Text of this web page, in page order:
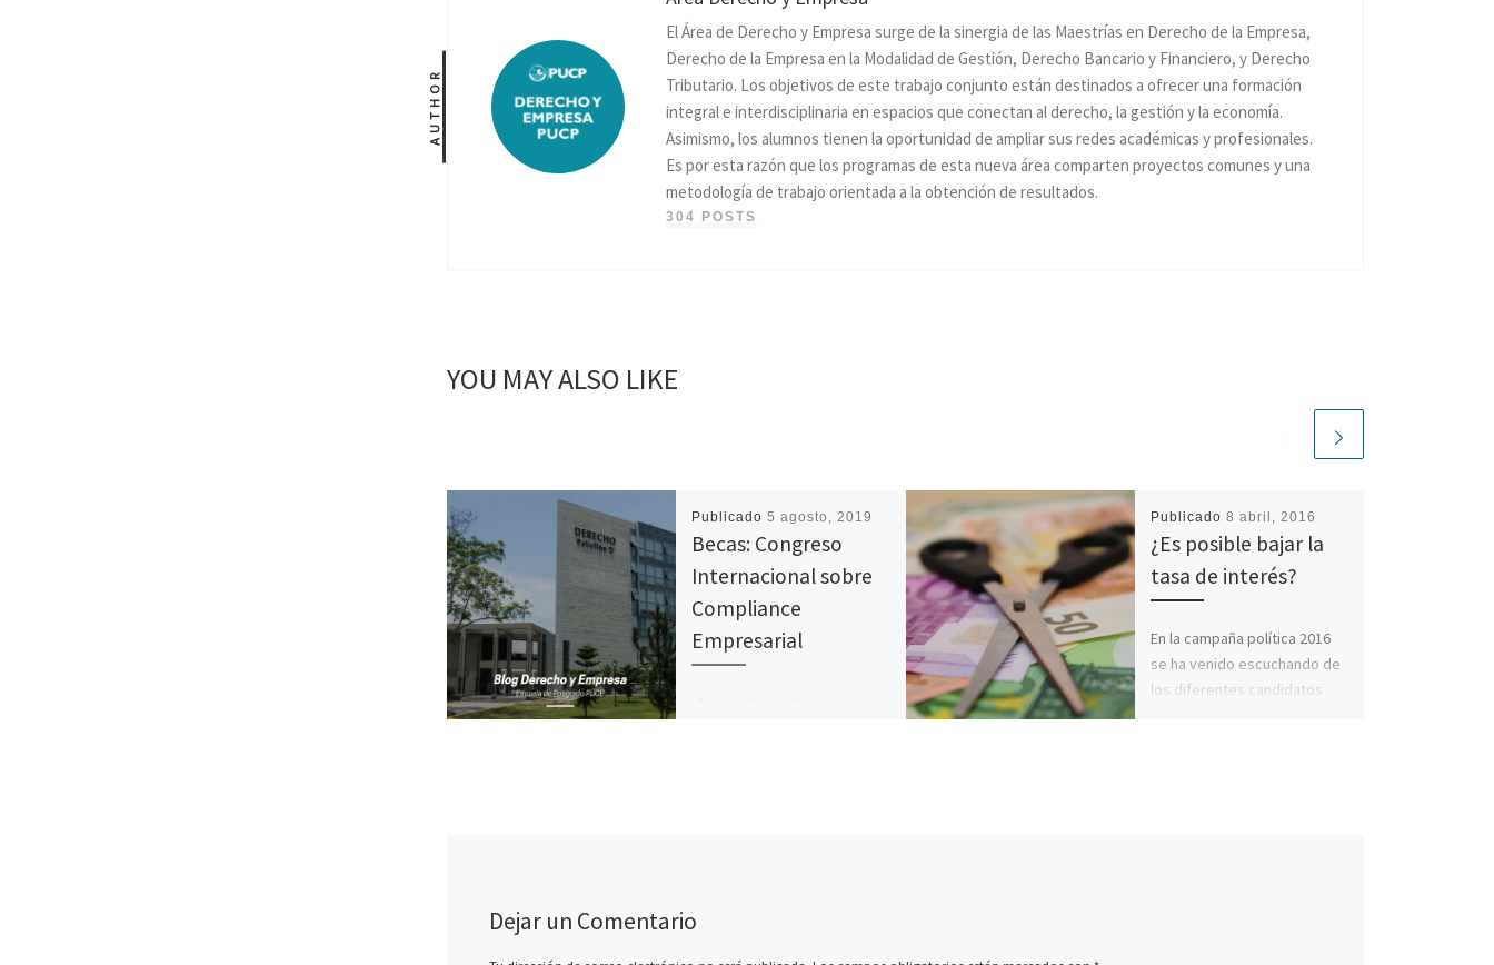
AUTHOR
El Área de Derecho y Empresa surge de la sinergia de las Maestrías en Derecho de la Empresa,
Derecho de la Empresa en la Modalidad de Gestión, Derecho Bancario y Financiero, y Derecho
Tributario. Los objetivos de este trabajo conjunto están destinados a ofrecer una formación
integral e interdisciplinaria en espacios que conectan al derecho, la gestión y la economía.
Asimismo, los alumnos tienen la oportunidad de ampliar sus redes académicas y profesionales.
Es por esta razón que los programas de esta nueva área comparten proyectos comunes y una
metodología de trabajo orientada a la obtención de resultados.
304 POSTS
YOU MAY ALSO LIKE
Publicado5 agosto, 2019
Becas: Congreso
Internacional sobre
Compliance
Empresarial
Publicado 8 abril, 2016
¿Es posible bajar la
tasa de interés?
En la campaña política 2016
se ha venido escuchando de
los diferentes candidatos
Dejar un Comentario